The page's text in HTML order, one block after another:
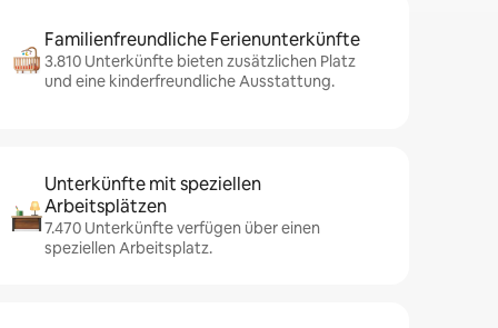
Familienfreundliche Ferienunterkünfte
3.810 Unterkünfte bieten zusätzlichen Platz
und eine kinderfreundliche Ausstattung.
Unterkünfte mit speziellen
Arbeitsplätzen
7.470 Unterkünfte verfügen über einen
speziellen Arbeitsplatz.